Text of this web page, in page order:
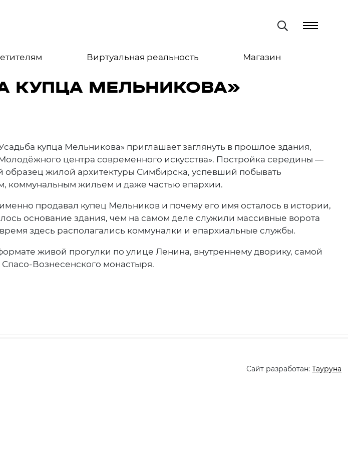
Виртуальная реальность Магазин
КУПЦА МЕЛЬНИКОВА»
купца Мельникова» приглашает заглянуть в прошлое здания,
центра современного искусства». Постройка середины —
образец жилой архитектуры Симбирска, успевший побывать
коммунальным жильем и даже частью епархии.
продавал купец Мельников и почему его имя осталось в истории,
основание здания, чем на самом деле служили массивные ворота
здесь располагались коммуналки и епархиальные службы.
живой прогулки по улице Ленина, внутреннему дворику, самой
Вознесенского монастыря.
Сайт разработан:Тауруна